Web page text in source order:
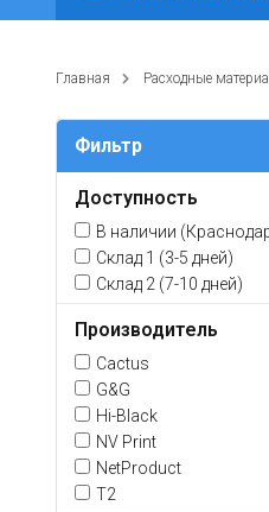
Главная Расходные
Фильтр
Доступность
В наличии
Склад 1 (3-5 дней)
Склад 2 (7-10 дней)
Производитель
Cactus
G&G
Hi-Black
NV Print
NetProduct
T2